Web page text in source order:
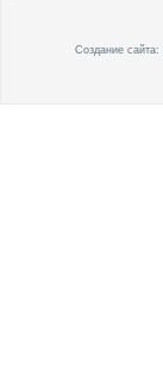
Создание сайта: